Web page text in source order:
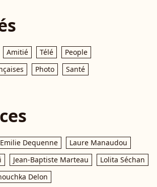
Amitié Télé
People
Photo Santé
Emilie Dequenne
Laure Manaudou
Jean-Baptiste Marteau
Lolita Séchan
Delon